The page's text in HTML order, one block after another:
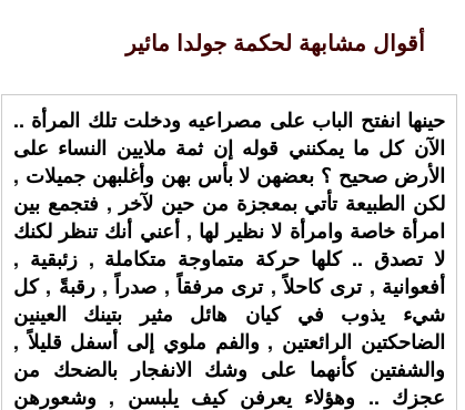
أقوال مشابهة لحكمة جولدا مائير
حينها انفتح الباب على مصراعيه ودخلت تلك المرأة ..
الآن كل ما يمكنني قوله إن ثمة ملايين النساء على
الأرض صحيح ؟ بعضهن لا بأس بهن وأغلبهن جميلات ,
لكن الطبيعة تأتي بمعجزة من حين لآخر , فتجمع بين
امرأة خاصة وامرأة لا نظير لها , أعني أنك تنظر لكنك
لا تصدق .. كلها حركة متماوجة متكاملة , زئبقية ,
أفعوانية , ترى كاحلاً , ترى مرفقاً , صدراً , رقبةً , كل
شيء يذوب في كيان هائل مثير بتينك العينين
الضاحكتين الرائعتين , والفم ملوي إلى أسفل قليلاً ,
والشفتين كأنهما على وشك الانفجار بالضحك من
عجزك .. وهؤلاء يعرفن كيف يلبسن , وشعورهن